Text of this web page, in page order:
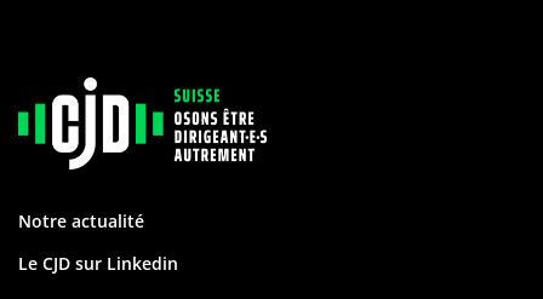
Notre actualité
Le CJD sur Linkedin